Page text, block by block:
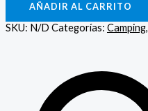
AÑADIR AL CARRITO
SKU: N/D Categorías: Camping,